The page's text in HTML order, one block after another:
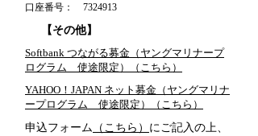
口座番号： 7324913
​【その他】
Softbank つながる募金（ヤングマリナープ
ログラム 使途限定）（こちら）
YAHOO！JAPAN ネット募金（ヤングマリナ
ープログラム 使途限定）（こちら）
申込フォーム （こちら） にご記入の上、